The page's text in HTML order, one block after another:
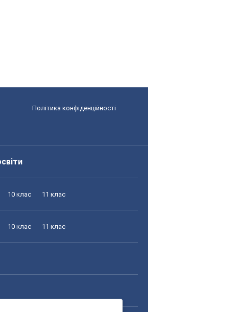
Політика конфіденційності
10 клас 11 клас
10 клас 11 клас